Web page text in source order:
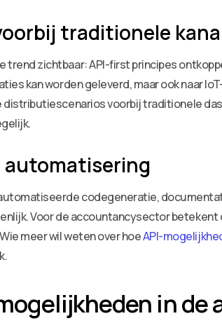
traditionele
trend zichtbaar: API-first principes
kan worden geleverd, maar ook naar
voorbij traditionele
automatisering
codegeneratie,
Voor de accountancysector
meer wil weten over hoeAPI-
in